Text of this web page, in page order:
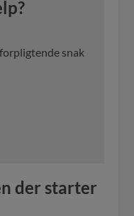
snak
der starter